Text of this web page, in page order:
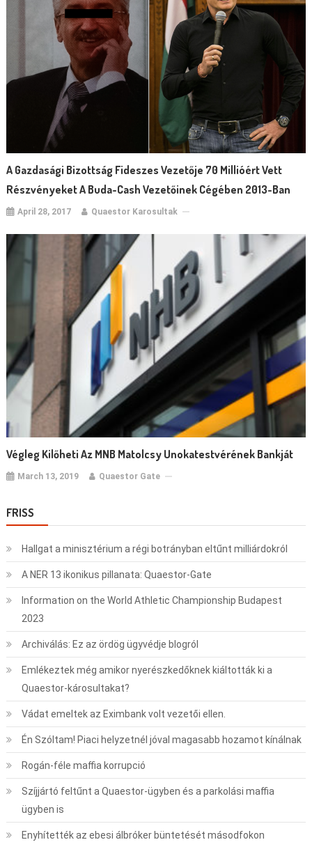
A Gazdasági Bizottság Fideszes Vezetője 70 Millióért Vett
Részvényeket A Buda-Cash Vezetőinek Cégében 2013-Ban
April 28, 2017 Quaestor Karosultak
Végleg Kilőheti Az MNB Matolcsy Unokatestvérének Bankját
March 13, 2019 Quaestor Gate
FRISS
Hallgat a minisztérium a régi botrányban eltűnt milliárdokról
A NER 13 ikonikus pillanata: Quaestor-Gate
Information on the World Athletic Championship Budapest
2023
Archiválás: Ez az ördög ügyvédje blogról
Emlékeztek még amikor nyerészkedőknek kiáltották ki a
Quaestor-károsultakat?
Vádat emeltek az Eximbank volt vezetői ellen.
Én Szóltam! Piaci helyzetnél jóval magasabb hozamot kínálnak
Rogán-féle maffia korrupció
Szíjjártó feltűnt a Quaestor-ügyben és a parkolási maffia
ügyben is
Enyhítették az ebesi álbróker büntetését másodfokon